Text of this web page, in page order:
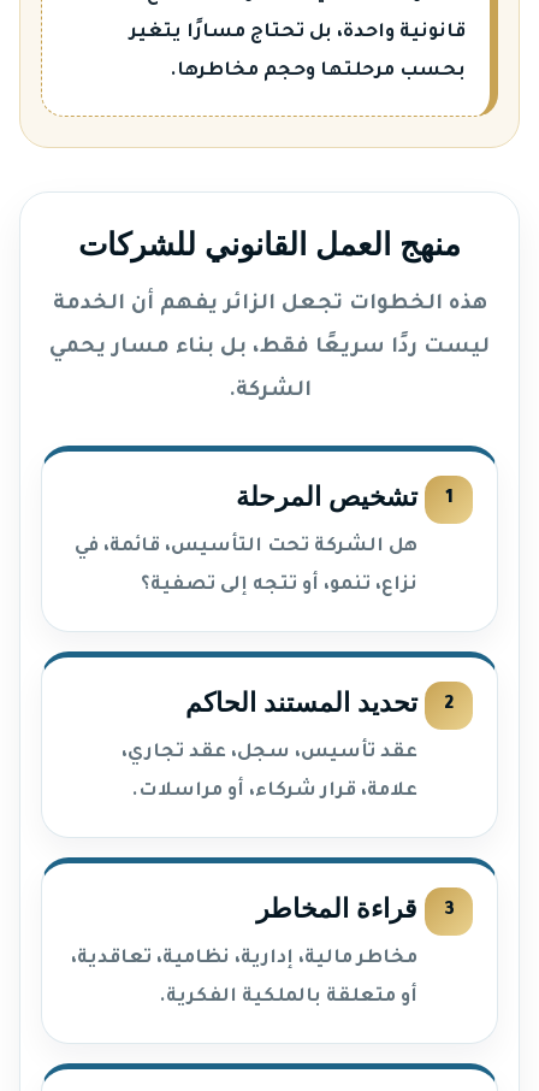
قانونية واحدة، بل تحتاج مسارًا يتغير
بحسب مرحلتها وحجم مخاطرها.
منهج العمل القانوني للشركات
هذه الخطوات تجعل الزائر يفهم أن الخدمة
ليست ردًا سريعًا فقط، بل بناء مسار يحمي
الشركة.
تشخيص المرحلة
هل الشركة تحت التأسيس، قائمة، في
نزاع، تنمو، أو تتجه إلى تصفية؟
تحديد المستند الحاكم
عقد تأسيس، سجل، عقد تجاري،
علامة، قرار شركاء، أو مراسلات.
قراءة المخاطر
مخاطر مالية، إدارية، نظامية، تعاقدية،
أو متعلقة بالملكية الفكرية.